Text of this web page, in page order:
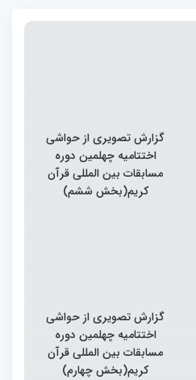
گزارش تصویری از حواشی
اختتامیه چهلمین دوره
مسابقات بین المللی قرآن
کریم(بخش ششم)
گزارش تصویری از حواشی
اختتامیه چهلمین دوره
مسابقات بین المللی قرآن
کریم(بخش چهارم)